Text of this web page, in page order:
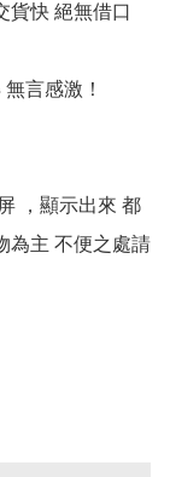
貨快 絕無借口
言感激！
，顯示出來 都
為主 不便之處請